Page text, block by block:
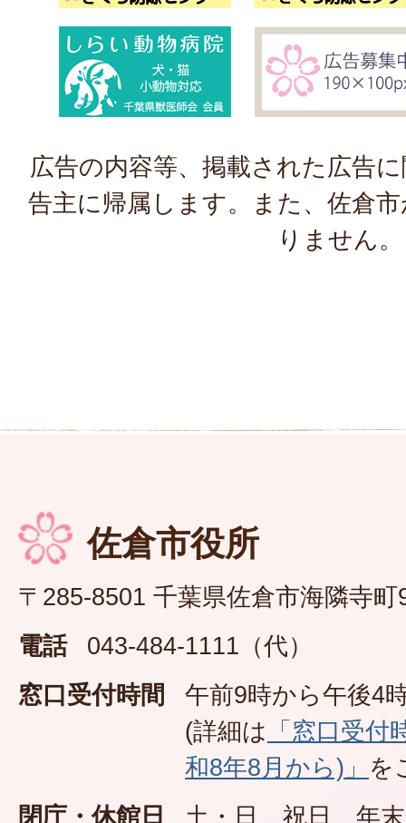
広告の内容等、掲載された広告
告主に帰属します。また、佐倉
りません。
佐倉市役所
〒285-8501 千葉県佐倉市海隣寺町
電話
043-484-1111（代）
窓口受付時間
午前9時から午後4
(詳細は 「窓口受
和8年8月から)」 を
閉庁・休館日
土・日、祝日、年